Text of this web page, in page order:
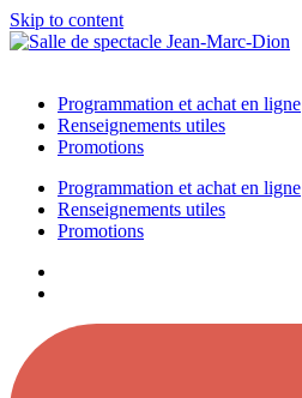
Skip to content
Programmation et achat en ligne
Renseignements utiles
Promotions
Programmation et achat en ligne
Renseignements utiles
Promotions